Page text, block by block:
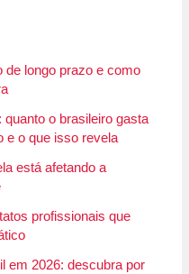
de longo prazo e como
o brasileiro gasta
e o que isso revela
está afetando a
profissionais que
em 2026: descubra por